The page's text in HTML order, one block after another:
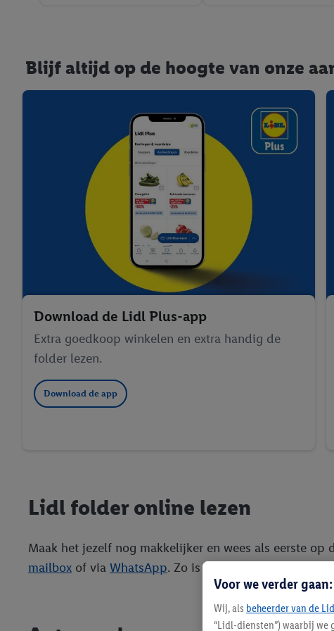
Blijf altijd op de hoogte van onze
Download de Lidl Plus-app
Extra goedkoop winkelen en extra handig de
folder lezen.
Download de app
Lidl folder online lezen
Maak het jezelf nog makkelijker en wees als eerste
mailbox of via WhatsApp. Zo is de folder altijd en
Voor we verder
Wij, als beheerder van de
“Lidl-diensten”) waarbij